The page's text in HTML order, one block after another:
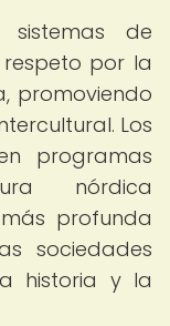
sistemas de
por la
promoviendo
Los
programas
nórdica
profunda
sociedades
historia y la